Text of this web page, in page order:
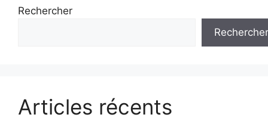
Rechercher
Rechercher
Articles récents